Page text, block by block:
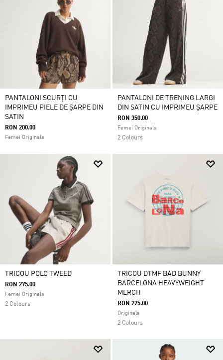
PANTALONI SCURȚI CU
IMPRIMEU PIELE DE ȘARPE DIN
SATIN
RON 200.00
Femei Originals
PANTALONI DE TRENING LARGI
DIN SATIN CU IMPRIMEU ȘARPE
RON 350.00
Femei Originals
2 Colours
TRICOU POLO TWEED
RON 275.00
Femei Originals
2 Colours
TRICOU DTMF BAD BUNNY
BARCELONA HEAVYWEIGHT
MERCH
RON 225.00
Originals
2 Colours